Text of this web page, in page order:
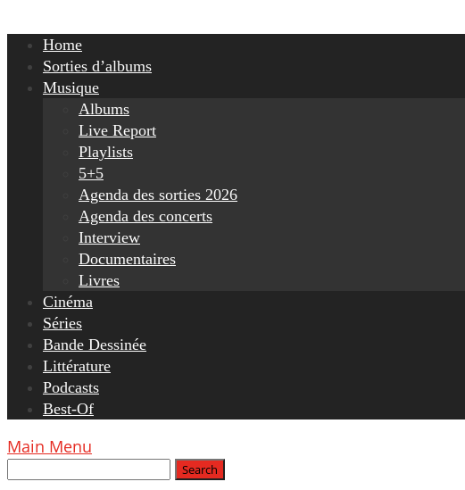
Home
Sorties d’albums
Musique
Albums
Live Report
Playlists
5+5
Agenda des sorties 2026
Agenda des concerts
Interview
Documentaires
Livres
Cinéma
Séries
Bande Dessinée
Littérature
Podcasts
Best-Of
Main Menu